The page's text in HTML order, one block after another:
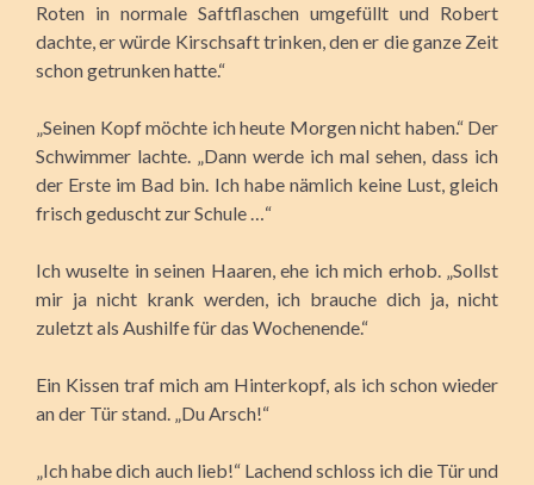
Roten in normale Saftflaschen umgefüllt und Robert
dachte, er würde Kirschsaft trinken, den er die ganze Zeit
schon getrunken hatte.“
„Seinen Kopf möchte ich heute Morgen nicht haben.“ Der
Schwimmer lachte. „Dann werde ich mal sehen, dass ich
der Erste im Bad bin. Ich habe nämlich keine Lust, gleich
frisch geduscht zur Schule …“
Ich wuselte in seinen Haaren, ehe ich mich erhob. „Sollst
mir ja nicht krank werden, ich brauche dich ja, nicht
zuletzt als Aushilfe für das Wochenende.“
Ein Kissen traf mich am Hinterkopf, als ich schon wieder
an der Tür stand. „Du Arsch!“
„Ich habe dich auch lieb!“ Lachend schloss ich die Tür und